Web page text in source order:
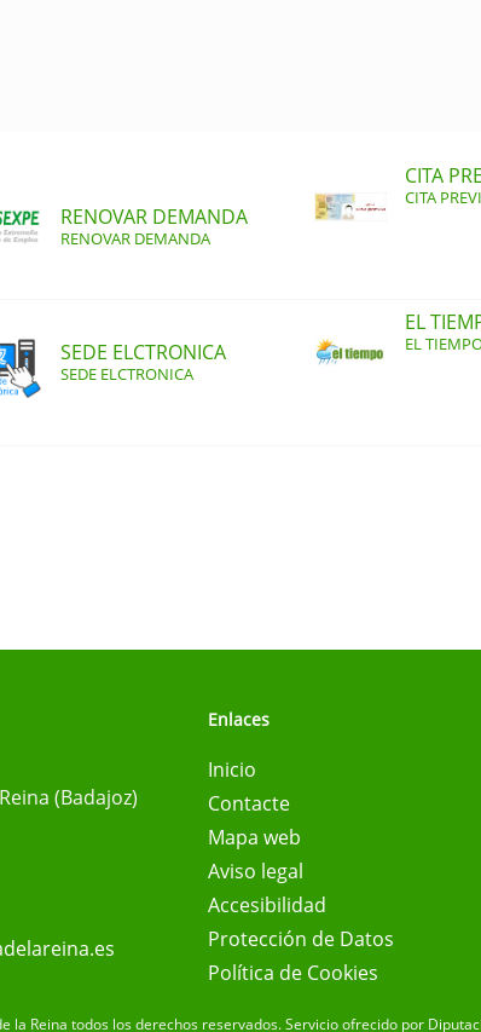
RENOVAR DEMANDA
RENOVAR DEMANDA
CITA
CITA
SEDE ELCTRONICA
SEDE ELCTRONICA
EL
EL
(Badajoz)
Enlaces
Inicio
Contacte
Mapa web
Aviso legal
Accesibilidad
Protección de Datos
Política de Cookies
la Reina todos los derechos reservados.Servicio ofrecido por